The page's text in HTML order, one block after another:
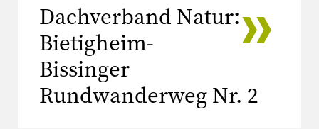
Dachverband Natur:
Bietigheim-
Bissinger
Rundwanderweg Nr. 2